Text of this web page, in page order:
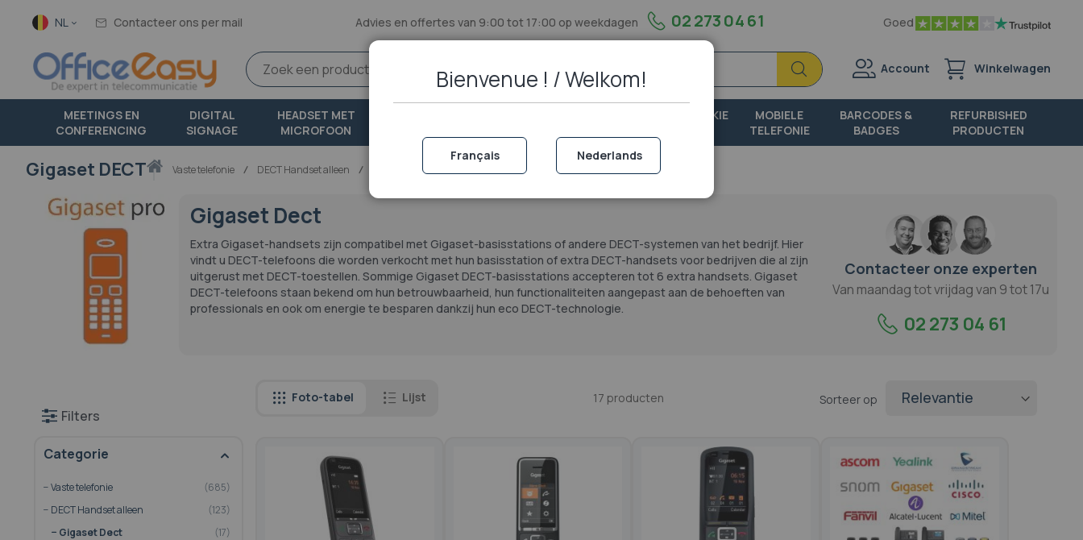
Taal NL Contacteer ons per mail Advies en offertes van 9:00 tot 17:00 op weekdagen 02 273 04 61 Goed
Zoek
Zoek
Account Winkelwagen
MEETINGS EN
CONFERENCING
DIGITAL
SIGNAGE
HEADSET MET
MICROFOON
PORTOFOON EN WALKIE
MOBIELE
TELEFONIE
BARCODES &
BADGES
REFURBISHED
PRODUCTEN
Thuisvaste telefonie DECT Handset alleen Gigaset Dect
Gigaset DECT
Gigaset Dect
Extra Gigaset-handsets zijn compatibel met Gigaset-basisstations of andere DECT-systemen van het bedrijf. Hier
vindt u DECT-telefoons die worden verkocht met hun basisstation of extra DECT-handsets voor bedrijven die al zijn
uitgerust met DECT-toestellen. Sommige Gigaset DECT-basisstations accepteren tot 6 extra handsets. Gigaset
DECT-telefoons staan ​​bekend om hun betrouwbaarheid, hun functionaliteiten aangepast aan de behoeften van
professionals en ook om energie te besparen dankzij hun eco DECT-technologie.
Contacteer onze experten
Van maandag tot vrijdag van 9 tot 17u
02 273 04 61
Foto-tabel Lijst 17 producten Sorteer op
Filters
Categorie
Vaste telefonie
685
DECT Handset alleen
123
Gigaset Dect
17
Bienvenue ! / Welkom!
Français Nederlands